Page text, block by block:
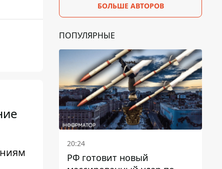
БОЛЬШЕ АВТОРОВ
ПОПУЛЯРНЫЕ
20:24
РФ готовит новый